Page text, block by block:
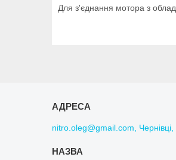
Для з'єднання мотора з
nitro.oleg@gmail.com, Чернівці,